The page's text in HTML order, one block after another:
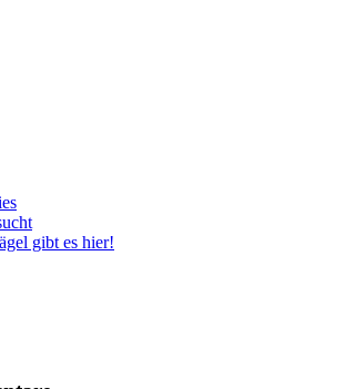
gibt es hier!